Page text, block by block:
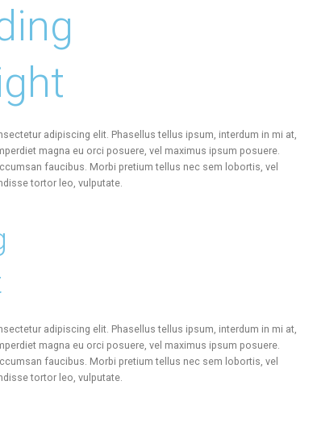
adipiscing elit. Phasellus tellus ipsum, interdum in mi at,
magna eu orci posuere, vel maximus ipsum posuere.
faucibus. Morbi pretium tellus nec sem lobortis, vel
tortor leo, vulputate.
adipiscing elit. Phasellus tellus ipsum, interdum in mi at,
magna eu orci posuere, vel maximus ipsum posuere.
faucibus. Morbi pretium tellus nec sem lobortis, vel
tortor leo, vulputate.